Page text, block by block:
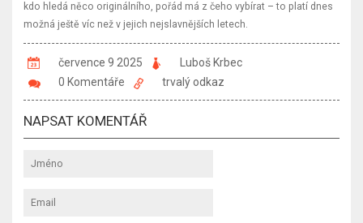
kdo hledá něco originálního, pořád má z čeho vybírat – to platí dnes
možná ještě víc než v jejich nejslavnějších letech.
července 9 2025
Luboš Krbec
0 Komentáře
trvalý odkaz
NAPSAT KOMENTÁŘ